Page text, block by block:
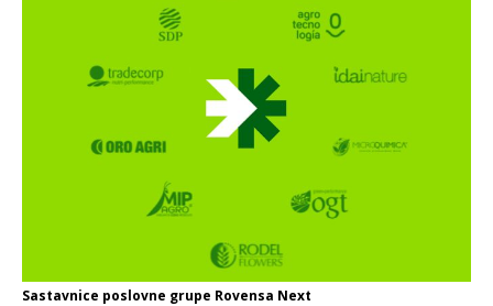
Sastavnice poslovne grupe Rovensa Next